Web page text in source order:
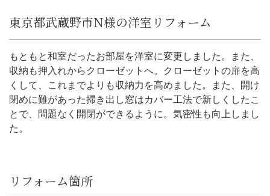
東京都武蔵野市N様の洋室リフォーム
もともと和室だったお部屋を洋室に変更しました。また、
収納も押入れからクローゼットへ。クローゼットの扉を高
くして、これまでよりも収納力を高めました。また、開け
閉めに難があった掃き出し窓はカバー工法で新しくしたこ
とで、問題なく開閉ができるように。気密性も向上しまし
た。
リフォーム箇所